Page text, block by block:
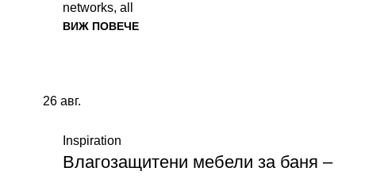
networks, all
ВИЖ ПОВЕЧЕ
26авг.
Inspiration
Влагозащитени мебели за баня –